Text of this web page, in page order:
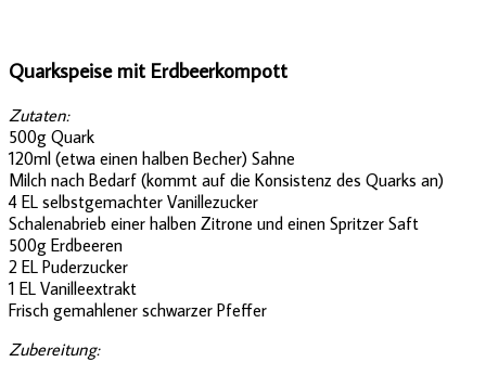
Quarkspeise mit Erdbeerkompott
Zutaten:
500g Quark
120ml (etwa einen halben Becher) Sahne
Milch nach Bedarf (kommt auf die Konsistenz des Quarks an)
4 EL selbstgemachter Vanillezucker
Schalenabrieb einer halben Zitrone und einen Spritzer Saft
500g Erdbeeren
2 EL Puderzucker
1 EL Vanilleextrakt
Frisch gemahlener schwarzer Pfeffer
Zubereitung: